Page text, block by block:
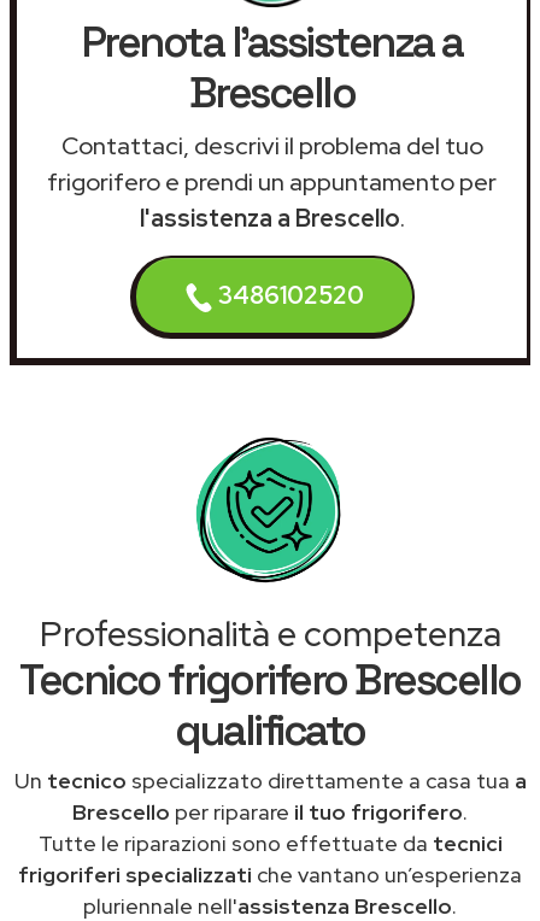
Prenota l'assistenza a
Brescello
Contattaci, descrivi il problema del tuo
frigorifero e prendi un appuntamento per
l'assistenza a Brescello.
3486102520
Professionalità e competenza
Tecnico frigorifero Brescello
qualificato
Un tecnico specializzato direttamente a casa tua a
Brescello per riparare il tuo frigorifero.
Tutte le riparazioni sono effettuate da tecnici
frigoriferi specializzati che vantano un’esperienza
pluriennale nell'assistenza Brescello.